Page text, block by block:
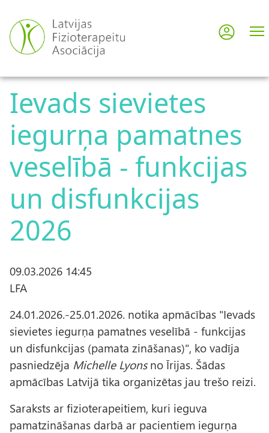
uz
galveno
saturu
User
Ievads sievietes
iegurņa pamatnes
veselībā - funkcijas
un disfunkcijas
2026
09.03.2026 14:45
LFA
24.01.2026.-25.01.2026. notika apmācības "Ievads
sievietes iegurņa pamatnes veselībā - funkcijas
un disfunkcijas (pamata zināšanas)", ko vadīja
pasniedzēja Michelle Lyonsno Īrijas. Šādas
apmācības Latvijā tika organizētas jau trešo reizi.
Saraksts ar fizioterapeitiem, kuri ieguva
pamatzināšanas darbā ar pacientiem iegurņa